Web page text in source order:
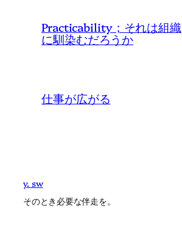
Practicability；それは組織
に馴染むだろうか
仕事が広がる
y. sw
そのとき必要な伴走を。